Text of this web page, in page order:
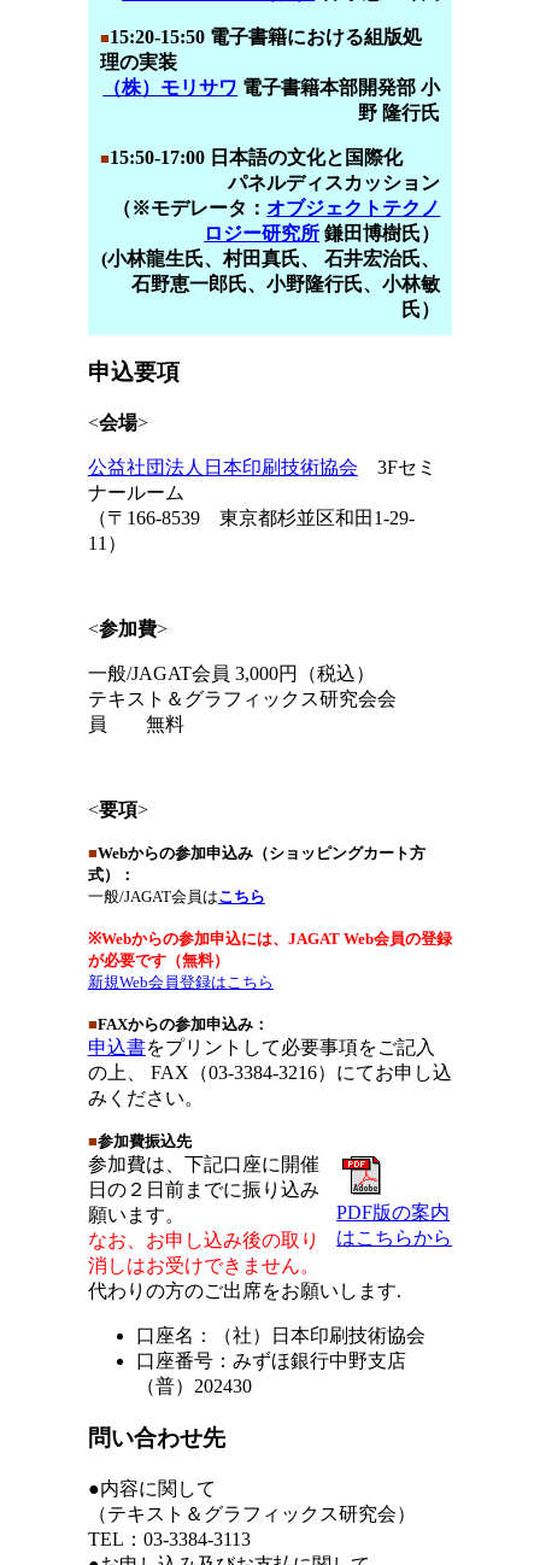
■15:20-15:50 電子書籍における組版処
理の実装
（株）モリサワ 電子書籍本部開発部 小
野 隆行氏
■15:50-17:00 日本語の文化と国際化
パネルディスカッション
（※モデレータ：オブジェクトテクノ
ロジー研究所 鎌田博樹氏）
(小林龍生氏、村田真氏、 石井宏治氏、
石野恵一郎氏、小野隆行氏、小林敏
氏）
申込要項
<会場>
公益社団法人日本印刷技術協会 3Fセミ
ナールーム
（〒166-8539 東京都杉並区和田1-29-
11）
<参加費>
一般/JAGAT会員 3,000円（税込）
テキスト＆グラフィックス研究会会
員 無料
<要項>
■Webからの参加申込み（ショッピングカート方
式）：
一般/JAGAT会員 はこちら
※Webからの参加申込には、JAGAT Web会員の登録
が必要です（無料）
新規Web会員登録はこちら
■FAXからの参加申込み：
申込書をプリントして必要事項をご記入
の上、 FAX（03-3384-3216）にてお申し込
みください。
PDF版の案内
はこちらから
■参加費振込先
参加費は、下記口座に開催
日の２日前までに振り込み
願います。
なお、お申し込み後の取り
消しはお受けできません。
代わりの方のご出席をお願いします.
口座名：（社）日本印刷技術協会
口座番号：みずほ銀行中野支店
（普）202430
問い合わせ先
●内容に関して
（テキスト＆グラフィックス研究会）
TEL：03-3384-3113